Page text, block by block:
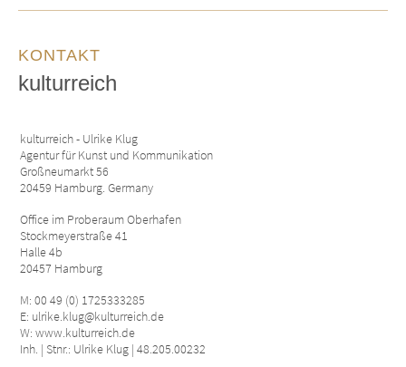
KONTAKT
kulturreich
kulturreich - Ulrike Klug
Agentur für Kunst und Kommunikation
Großneumarkt 56
20459 Hamburg. Germany
Office im Proberaum Oberhafen
Stockmeyerstraße 41
Halle 4b
20457 Hamburg
M: 00 49 (0) 1725333285
E: ulrike.klug@kulturreich.de
W: www.kulturreich.de
Inh. | Stnr.: Ulrike Klug | 48.205.00232